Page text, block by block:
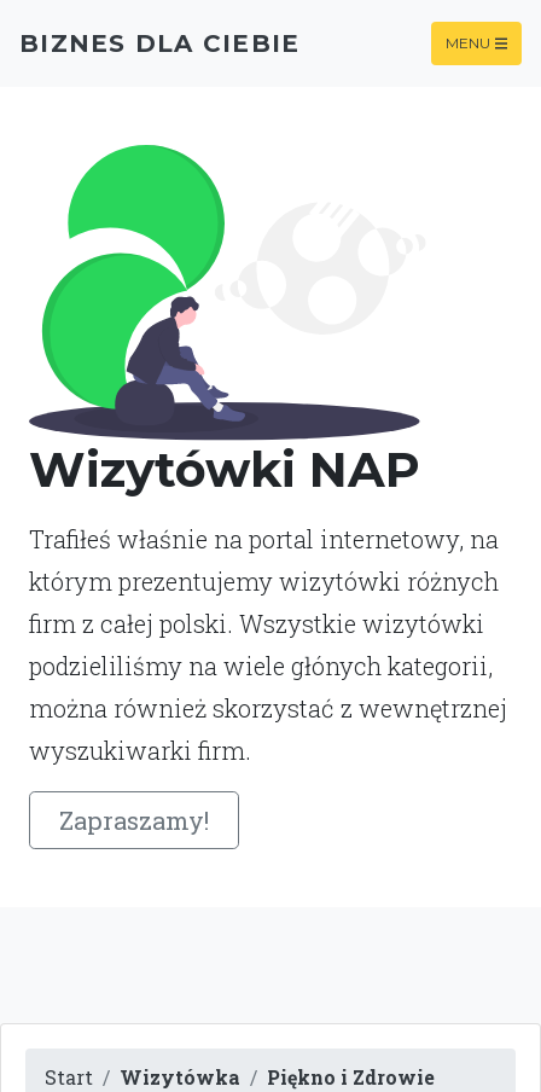
Wizytówki NAP
Trafiłeś właśnie na portal internetowy, na
którym prezentujemy wizytówki różnych
firm z całej polski. Wszystkie wizytówki
podzieliliśmy na wiele głónych kategorii,
można również skorzystać z wewnętrznej
wyszukiwarki firm.
Zapraszamy!
BIZNES DLA CIEBIE MENU
Start Wizytówka
Piękno i Zdrowie